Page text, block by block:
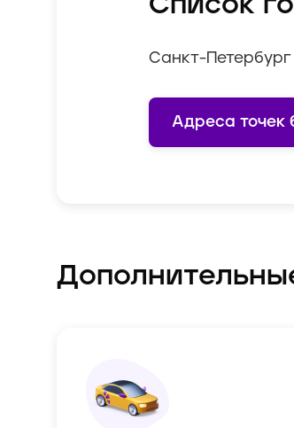
Санкт-Петербург
Адреса точек